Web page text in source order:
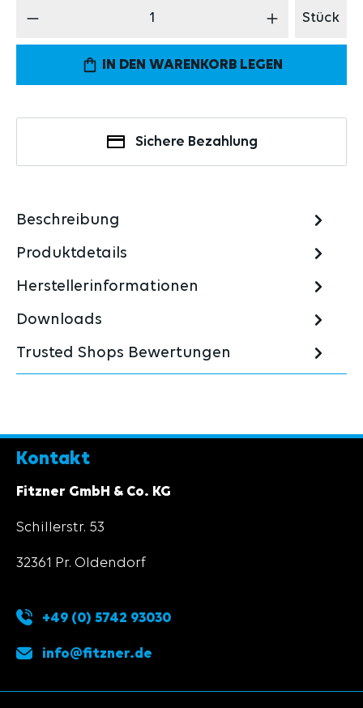
Produkt Anzahl: Gib den gewünschten
Stück
IN DEN WARENKORB LEGEN
Sichere Bezahlung
Beschreibung
Produktdetails
Herstellerinformationen
Downloads
Trusted Shops Bewertungen
Kontakt
Fitzner GmbH & Co. KG
Schillerstr. 53
32361 Pr. Oldendorf
+49 (0) 5742 93030
info@fitzner.de